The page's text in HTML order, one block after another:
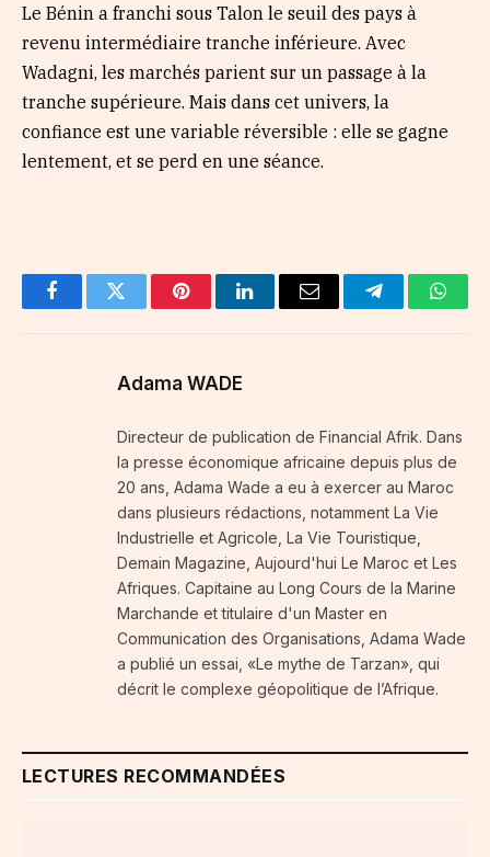
Le Bénin a franchi sous Talon le seuil des pays à
revenu intermédiaire tranche inférieure. Avec
Wadagni, les marchés parient sur un passage à la
tranche supérieure. Mais dans cet univers, la
confiance est une variable réversible : elle se gagne
lentement, et se perd en une séance.
FacebookTwitter PinterestLinkedInEmail Telegram
Adama WADE
Directeur de publication de Financial Afrik. Dans
la presse économique africaine depuis plus de
20 ans, Adama Wade a eu à exercer au Maroc
dans plusieurs rédactions, notamment La Vie
Industrielle et Agricole, La Vie Touristique,
Demain Magazine, Aujourd'hui Le Maroc et Les
Afriques. Capitaine au Long Cours de la Marine
Marchande et titulaire d'un Master en
Communication des Organisations, Adama Wade
a publié un essai, «Le mythe de Tarzan», qui
décrit le complexe géopolitique de l’Afrique.
LECTURES RECOMMANDÉES